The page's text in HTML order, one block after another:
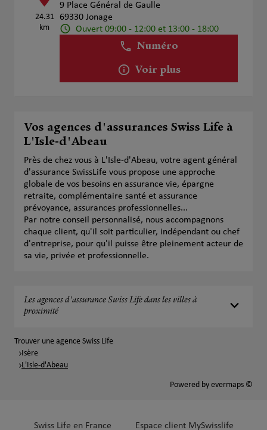
24.31
km
9 Place Général de Gaulle
69330 Jonage
Ouvert 09:00 - 12:00 et 13:00 - 18:00
Numéro
Voir plus
Vos agences d'assurances Swiss Life à
L'Isle-d'Abeau
Près de chez vous à L'Isle-d'Abeau, votre agent général
d'assurance SwissLife vous propose une approche
globale de vos besoins en assurance vie, épargne
retraite, complémentaire santé et assurance
prévoyance, assurances professionnelles...
Par notre conseil personnalisé, nous accompagnons
chaque client, qu'il soit particulier, indépendant ou chef
d'entreprise, pour qu'il puisse être pleinement acteur de
sa vie, privée et professionnelle.
Les agences d'assurance Swiss Life dans les villes à
proximité
Trouver une agence Swiss Life
Isère
L'Isle-d'Abeau
Powered by evermaps ©
Swiss Life en France Espace client MySwisslife